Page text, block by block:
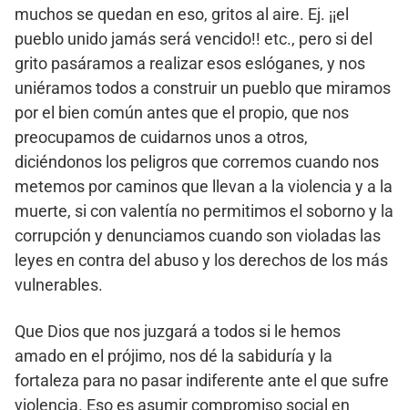
muchos se quedan en eso, gritos al aire. Ej. ¡¡el
pueblo unido jamás será vencido!! etc., pero si del
grito pasáramos a realizar esos eslóganes, y nos
uniéramos todos a construir un pueblo que miramos
por el bien común antes que el propio, que nos
preocupamos de cuidarnos unos a otros,
diciéndonos los peligros que corremos cuando nos
metemos por caminos que llevan a la violencia y a la
muerte, si con valentía no permitimos el soborno y la
corrupción y denunciamos cuando son violadas las
leyes en contra del abuso y los derechos de los más
vulnerables.
Que Dios que nos juzgará a todos si le hemos
amado en el prójimo, nos dé la sabiduría y la
fortaleza para no pasar indiferente ante el que sufre
violencia. Eso es asumir compromiso social en